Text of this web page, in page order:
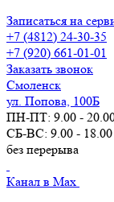
Записаться на
+7 (4812) 24-30-35
+7 (920) 661-01-01
Заказать звонок
Смоленск
ул. Попова, 100Б
ПН-ПТ: 9.00 -
СБ-ВС: 9.00 - 18.00
без перерыва
Канал в Max